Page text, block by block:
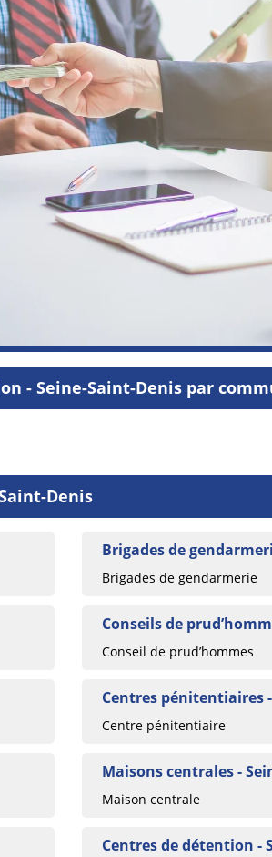
- Seine-Saint-Denis par
Denis
Brigades de
Brigades de gendarmerie
Conseils de
Conseil de prud’hommes
Centres pénitentiaires
Centre pénitentiaire
Maisons centrales -
Maison centrale
Centres de détention -